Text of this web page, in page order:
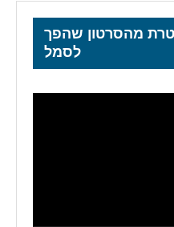
מהסרטון שהפך
לסמל